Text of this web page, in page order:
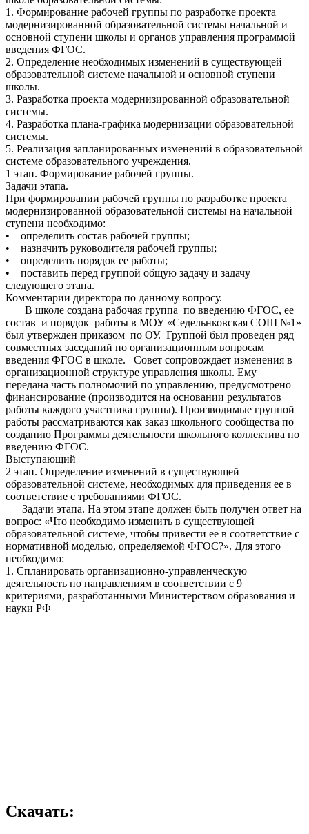
1. Формирование рабочей группы по разработке проекта
модернизированной образовательной системы начальной и
основной ступени школы и органов управления программой
введения ФГОС.
2. Определение необходимых изменений в существующей
образовательной системе начальной и основной ступени
школы.
3. Разработка проекта модернизированной образовательной
системы.
4. Разработка плана-графика модернизации образовательной
системы.
5. Реализация запланированных изменений в образовательной
системе образовательного учреждения.
1 этап. Формирование рабочей группы.
Задачи этапа.
При формировании рабочей группы по разработке проекта
модернизированной образовательной системы на начальной
ступени необходимо:
• определить состав рабочей группы;
• назначить руководителя рабочей группы;
• определить порядок ее работы;
• поставить перед группой общую задачу и задачу
следующего этапа.
Комментарии директора по данному вопросу.
В школе создана рабочая группа по введению ФГОС, ее
состав и порядок работы в МОУ «Седельнковская СОШ №1»
был утвержден приказом по ОУ. Группой был проведен ряд
совместных заседаний по организационным вопросам
введения ФГОС в школе. Совет сопровождает изменения в
организационной структуре управления школы. Ему
передана часть полномочий по управлению, предусмотрено
финансирование (производится на основании результатов
работы каждого участника группы). Производимые группой
работы рассматриваются как заказ школьного сообщества по
созданию Программы деятельности школьного коллектива по
введению ФГОС.
Выступающий
2 этап. Определение изменений в существующей
образовательной системе, необходимых для приведения ее в
соответствие с требованиями ФГОС.
Задачи этапа. На этом этапе должен быть получен ответ на
вопрос: «Что необходимо изменить в существующей
образовательной системе, чтобы привести ее в соответствие с
нормативной моделью, определяемой ФГОС?». Для этого
необходимо:
1. Спланировать организационно-управленческую
деятельность по направлениям в соответствии с 9
критериями, разработанными Министерством образования и
науки РФ
Скачать: